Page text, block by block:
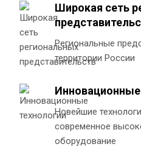
Широкая сеть
Региональные
территории России
Инновационные
Новейшие
современное
оборудование